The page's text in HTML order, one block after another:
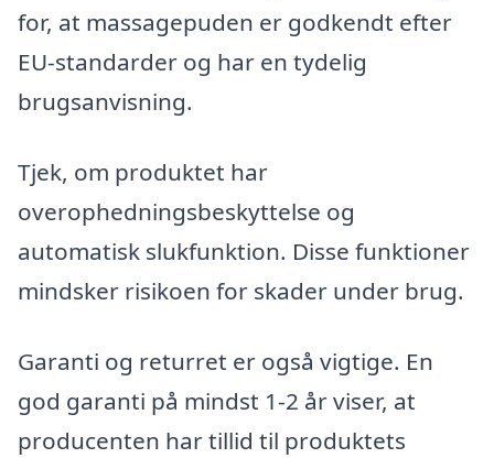
for, at massagepuden er godkendt efter
EU-standarder og har en tydelig
brugsanvisning.
Tjek, om produktet har
overophedningsbeskyttelse og
automatisk slukfunktion. Disse funktioner
mindsker risikoen for skader under brug.
Garanti og returret er også vigtige. En
god garanti på mindst 1-2 år viser, at
producenten har tillid til produktets